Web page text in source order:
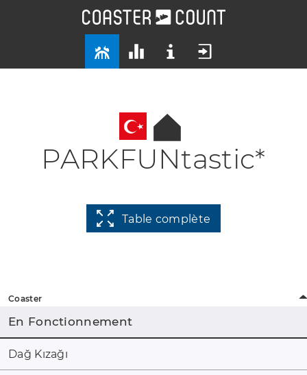
PARKFUNtastic*
Table complète
Coaster
En Fonctionnement
Dağ Kızağı